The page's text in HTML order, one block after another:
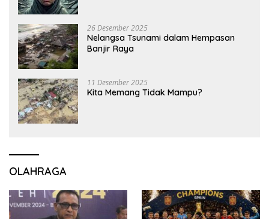
26 Desember 2025
Nelangsa Tsunami dalam Hempasan
Banjir Raya
11 Desember 2025
Kita Memang Tidak Mampu?
OLAHRAGA